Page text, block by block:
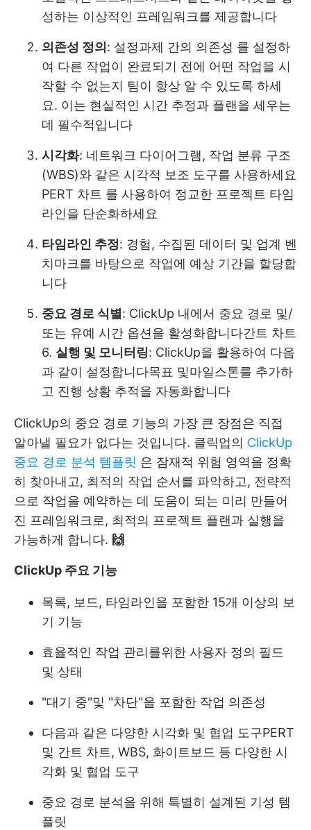
성하는 이상적인 프레임워크를 제공합니다
의존성 정의 : 설정과제 간의 의존성 를 설정하
여 다른 작업이 완료되기 전에 어떤 작업을 시
작할 수 없는지 팀이 항상 알 수 있도록 하세
요. 이는 현실적인 시간 추정과 플랜을 세우는
데 필수적입니다
시각화: 네트워크 다이어그램, 작업 분류 구조
(WBS)와 같은 시각적 보조 도구를 사용하세요
PERT 차트 를 사용하여 정교한 프로젝트 타임
라인을 단순화하세요
타임라인 추정: 경험, 수집된 데이터 및 업계 벤
치마크를 바탕으로 작업에 예상 기간을 할당합
니다
중요 경로 식별: ClickUp 내에서 중요 경로 및/
또는 유예 시간 옵션을 활성화합니다간트 차트
6. 실행 및 모니터링: ClickUp을 활용하여 다음
과 같이 설정합니다목표 및마일스톤를 추가하
고 진행 상황 추적을 자동화합니다
ClickUp의 중요 경로 기능의 가장 큰 장점은 직접
알아낼 필요가 없다는 것입니다. 클릭업의 ClickUp
중요 경로 분석 템플릿 은 잠재적 위험 영역을 정확
히 찾아내고, 최적의 작업 순서를 파악하고, 전략적
으로 작업을 예약하는 데 도움이 되는 미리 만들어
진 프레임워크로, 최적의 프로젝트 플랜과 실행을
가능하게 합니다. 🙌
ClickUp 주요 기능
목록, 보드, 타임라인을 포함한 15개 이상의 보
기 기능
효율적인 작업 관리를위한 사용자 정의 필드
및 상태
"대기 중"및 "차단"을 포함한 작업 의존성
다음과 같은 다양한 시각화 및 협업 도구PERT
및 간트 차트, WBS, 화이트보드 등 다양한 시
각화 및 협업 도구
중요 경로 분석을 위해 특별히 설계된 기성 템
플릿